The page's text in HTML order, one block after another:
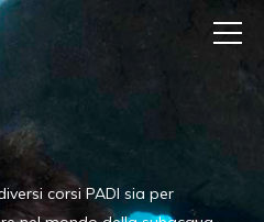
corsi PADI sia per